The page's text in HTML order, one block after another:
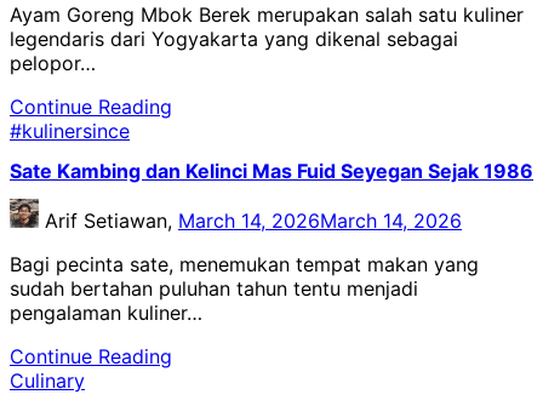
Ayam Goreng Mbok Berek merupakan salah satu kuliner
legendaris dari Yogyakarta yang dikenal sebagai
pelopor…
Continue Reading
#kulinersince
Sate Kambing dan Kelinci Mas Fuid Seyegan Sejak 1986
Arif Setiawan, March 14, 2026March 14, 2026
Bagi pecinta sate, menemukan tempat makan yang
sudah bertahan puluhan tahun tentu menjadi
pengalaman kuliner…
Continue Reading
Culinary